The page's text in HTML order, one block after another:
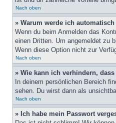
Nach oben
» Warum werde ich
Wenn du beim Anmelden das
einen Dritten. Um angemeldet zu
Wenn diese Option nicht zur
Nach oben
» Wie kann ich verhindern,
In deinem persönlichen Bereich
sehen. Du wirst dann als
Nach oben
» Ich habe mein Passwort